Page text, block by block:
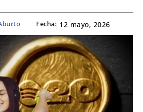
Fecha: 12 mayo, 2026